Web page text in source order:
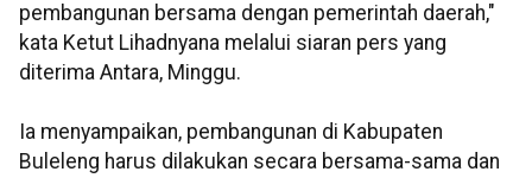
pembangunan bersama dengan pemerintah daerah,"
kata Ketut Lihadnyana melalui siaran pers yang
diterima Antara, Minggu.
Ia menyampaikan, pembangunan di Kabupaten
Buleleng harus dilakukan secara bersama-sama dan